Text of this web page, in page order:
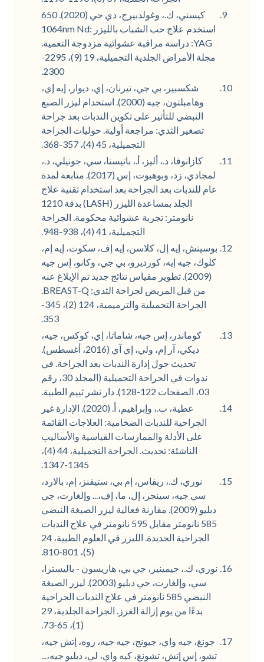
كيستي، ك.، وغولدبيرج، دي جي (2020). 650
استخدم علاج حب الشباب بالليزر 1064nm Nd:
YAG: دراسة مراقبة عشوائية مزدوجة التعمية.
مجلة الأمراض الجلدية التجميلية، 19 (9)، 2295-
2300.
شكسبير، بي جي، تيرنان، إي، ديوار، إيه إي،
وهامبلتون، جيه (2000). استخدام ليزر الصبغ
النبضي للتأثير على تكوين الندبات بعد جراحة
تصغير الثدي: مراجعة أولية. حوليات الجراحة
التجميلية، 45 (4)، 357-368.
كازانوفا، د.، أليز، أ.، باتيستا، سي، جونيلي، د.،
لمجادي، زد، وبوهبوت، إس (2017). متابعة لمدة
عام للندبات بعد الجراحة بعد استخدام تقنية علاج
الجلد بمساعدة الليزر (LASH) بدقة 1210
نانومتر: تجربة عشوائية محكومة. الجراحة
التجميلية، 41 (4)، 938-948.
بوسيتش، إيه إل، كلاسن، إيه إف، سكوت، إيه إم،
كلوك، جيه إيه، كورديرو، بي جي، وكانو، إس جيه
(2009). تطوير مقياس نتائج جديد تم الإبلاغ عنه
من قبل المريض لجراحة الثدي: BREAST-Q.
الجراحة التجميلية والترميمية، 124 (2)، 345-
353.
كوماندر، إس جيه، شاماتا، إي، كوكس، جيه،
ديكي، آر إم، ولي، إي آي (2016، أغسطس).
تحديث حول إدارة الندبات بعد الجراحة. في
ندوات في الجراحة التجميلية (المجلد 30، رقم
03، الصفحات 122-128). دار نشر ثييم الطبية.
عطية، ب.، وإبراهيم، أ. (2020). الإدارة غير
الجراحية للندبات الضخامية: العلاجات القائمة
على الأدلة والممارسات القياسية والأساليب
الناشئة: تحديث. الجراحة التجميلية، 44 (4)،
1345-1347.
نوري، ك.، ريفاس، إم بي، ستيفنز، إم، بالارد،
سي جيه، سينجر، إل، ما، إف،... وإلغارت، جي
دبليو (2009). مقارنة فعالية ليزر الصبغة النبضي
585 نانومتر مقابل 595 نانومتر في علاج الندبات
الجراحية الجديدة. الليزر في العلوم الطبية، 24
(5)، 801-810.
نوري، ك.، جيمينيز، جي بي، هاريسون - باليسترا،
سي، وإلغارت، جي دبليو (2003). ليزر الصبغة
النبضي 585 نانومتر في علاج الندبات الجراحية
بدءًا من يوم إزالة الغرز. الجراحة الجلدية، 29
(1)، 65-73.
جونغ، جيه واي، جيونج، جيه جيه، روه، إتش جيه،
تشو، إس إتش، تشونغ، كيه واي، لي، دبليو جيه،...